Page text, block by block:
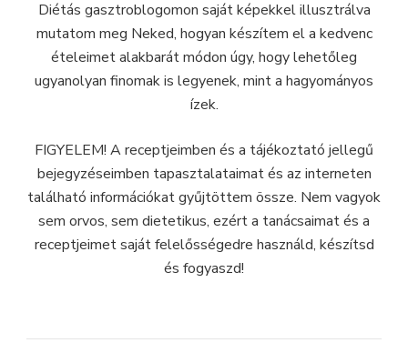
Diétás gasztroblogomon saját képekkel illusztrálva
mutatom meg Neked, hogyan készítem el a kedvenc
ételeimet alakbarát módon úgy, hogy lehetőleg
ugyanolyan finomak is legyenek, mint a hagyományos
ízek.
FIGYELEM! A receptjeimben és a tájékoztató jellegű
bejegyzéseimben tapasztalataimat és az interneten
található információkat gyűjtöttem össze. Nem vagyok
sem orvos, sem dietetikus, ezért a tanácsaimat és a
receptjeimet saját felelősségedre használd, készítsd
és fogyaszd!